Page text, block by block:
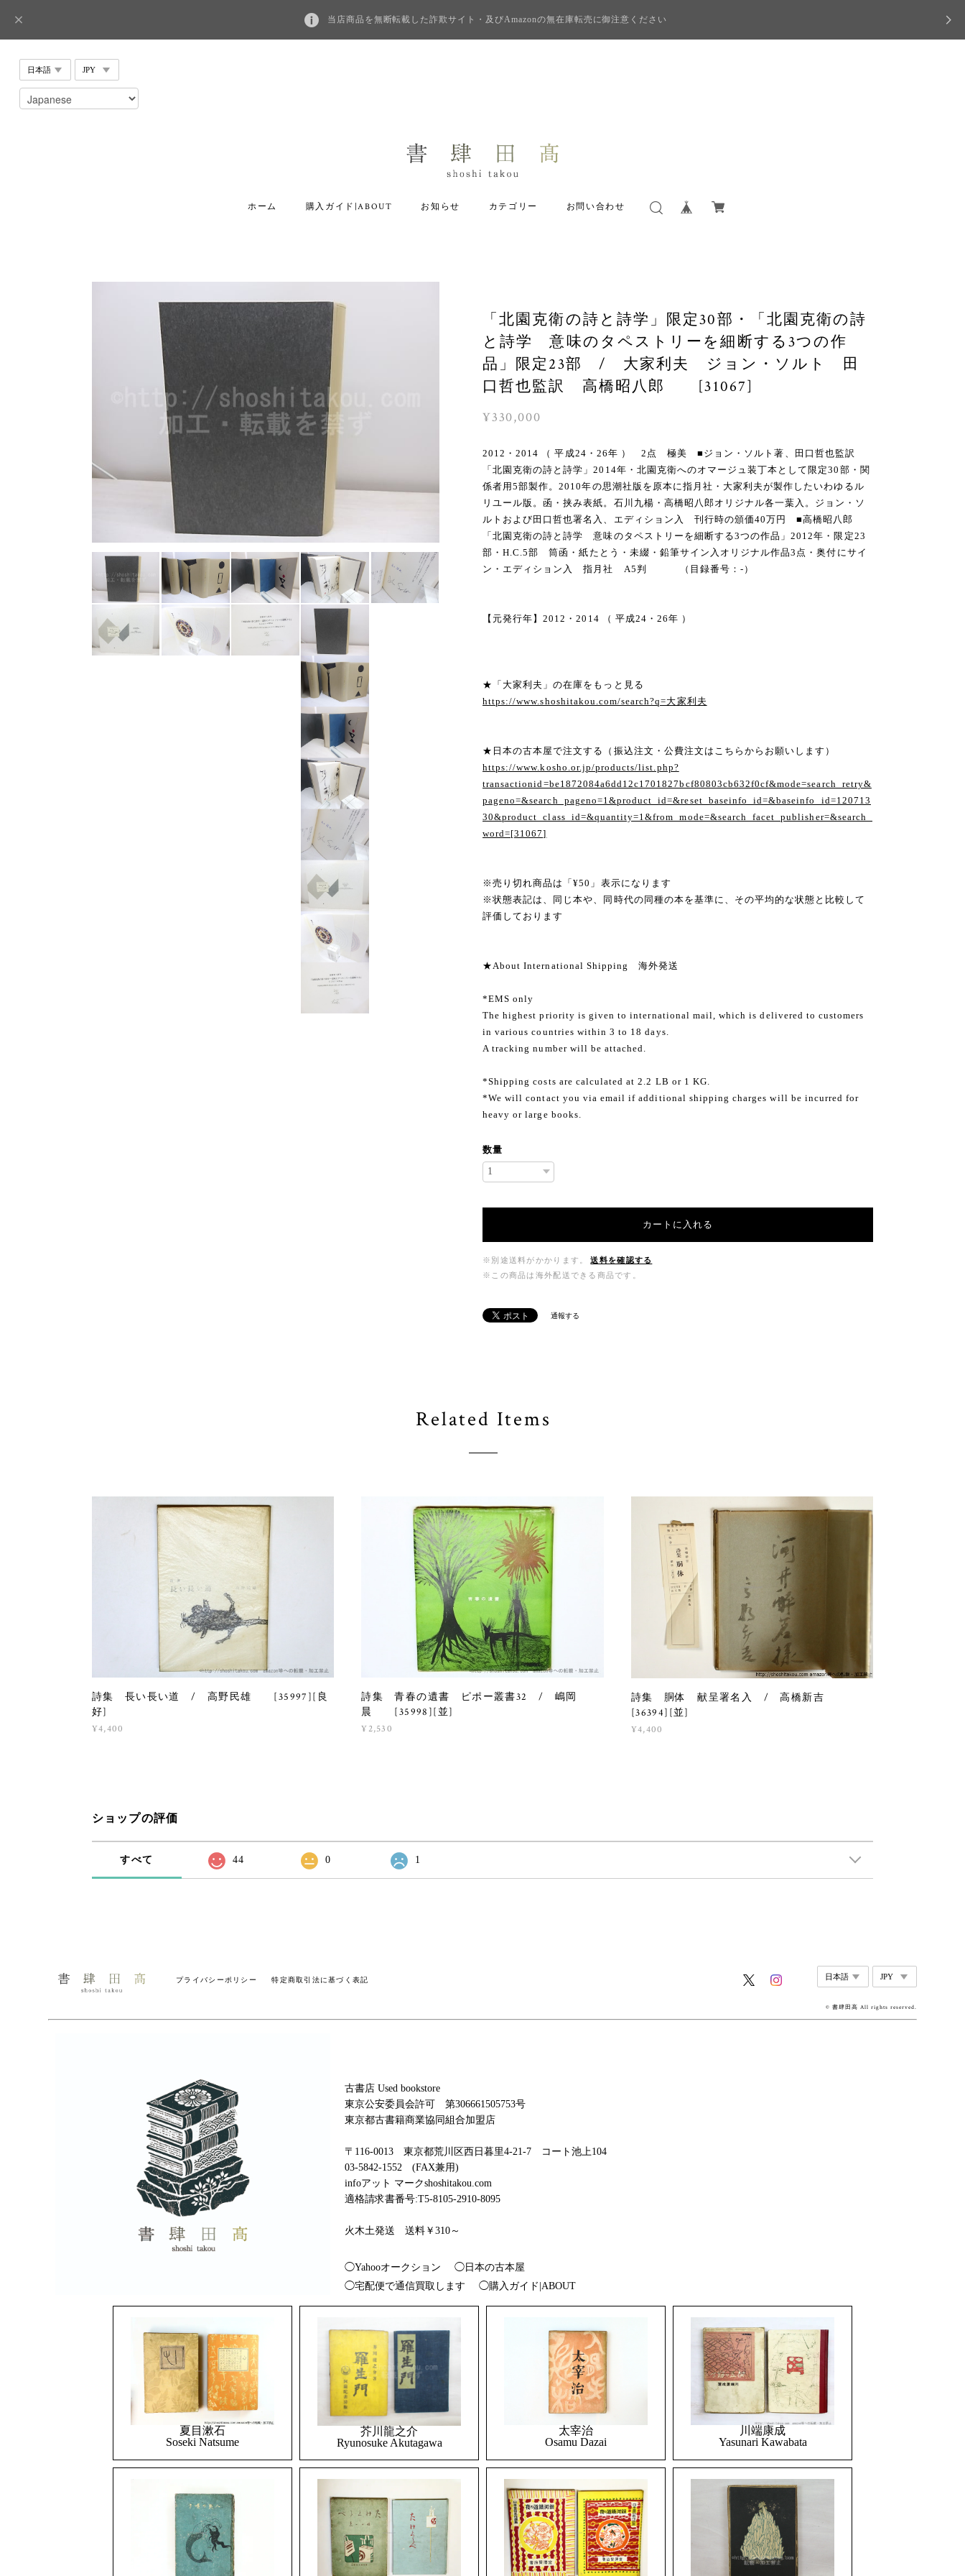
当店商品を無断転載した詐欺サイト・及びAmazonの無在庫転売に御注意ください
ホーム 購入ガイド|ABOUT お知らせ カテゴリー お問い合わせ
「北園克衛の詩と詩学」限定30部・「北園克衛の詩
と詩学 意味のタペストリーを細断する3つの作
品」限定23部 / 大家利夫 ジョン・ソルト 田
口哲也監訳 高橋昭八郎 [31067]
¥330,000
2012・2014 （ 平成24・26年 ） 2点 極美 ■ジョン・ソルト著、田口哲也監訳
「北園克衛の詩と詩学」2014年・北園克衛へのオマージュ装丁本として限定30部・関
係者用5部製作。2010年の思潮社版を原本に指月社・大家利夫が製作したいわゆるル
リユール版。函・挟み表紙。石川九楊・高橋昭八郎オリジナル各一葉入。ジョン・ソ
ルトおよび田口哲也署名入、エディション入 刊行時の頒価40万円 ■高橋昭八郎
「北園克衛の詩と詩学 意味のタペストリーを細断する3つの作品」2012年・限定23
部・H.C.5部 筒函・紙たとう・未綴・鉛筆サイン入オリジナル作品3点・奥付にサイ
ン・エディション入 指月社 A5判 （目録番号：-）
【元発行年】2012・2014 （ 平成24・26年 ）
★「大家利夫」の在庫をもっと見る
https://www.shoshitakou.com/search?q=大家利夫
★日本の古本屋で注文する（振込注文・公費注文はこちらからお願いします）
https://www.kosho.or.jp/products/list.php?
transactionid=be1872084a6dd12c1701827bcf80803cb632f0cf&mode=search_retry&
pageno=&search_pageno=1&product_id=&reset_baseinfo_id=&baseinfo_id=120713
30&product_class_id=&quantity=1&from_mode=&search_facet_publisher=&search_
word=[31067]
※売り切れ商品は「¥50」表示になります
※状態表記は、同じ本や、同時代の同種の本を基準に、その平均的な状態と比較して
評価しております
★About International Shipping 海外発送
*EMS only
The highest priority is given to international mail, which is delivered to customers
in various countries within 3 to 18 days.
A tracking number will be attached.
*Shipping costs are calculated at 2.2 LB or 1 KG.
*We will contact you via email if additional shipping charges will be incurred for
heavy or large books.
数量
カートに入れる
※別途送料がかかります。
送料を確認する
※この商品は海外配送できる商品です。
通報する
Related Items
詩集 長い長い道 / 高野民雄 [35997][良
好]
¥4,400
詩集 青春の遺書 ピポー叢書32 / 嶋岡
晨 [35998][並]
¥2,530
詩集 胴体 献呈署名入 / 高橋新吉
[36394][並]
¥4,400
ショップの評価
すべて 44 0 1
プライバシーポリシー 特定商取引法に基づく表記
© 書肆田高 All rights reserved.
古書店 Used bookstore
東京公安委員会許可 第306661505753号
東京都古書籍商業協同組合加盟店
〒116-0013 東京都荒川区西日暮里4-21-7 コート池上104
03-5842-1552 (FAX兼用)
infoアット マークshoshitakou.com
適格請求書番号:T5-8105-2910-8095
火木土発送 送料￥310～
◯Yahooオークション
◯日本の古本屋
◯宅配便で通信買取します
◯購入ガイド|ABOUT
夏目漱石
Soseki Natsume
芥川龍之介
Ryunosuke Akutagawa
太宰治
Osamu Dazai
川端康成
Yasunari Kawabata